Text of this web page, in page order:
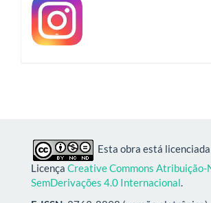
Esta obra está
Licença Creative Commons Atribuição-
SemDerivações 4.0 Internacional.